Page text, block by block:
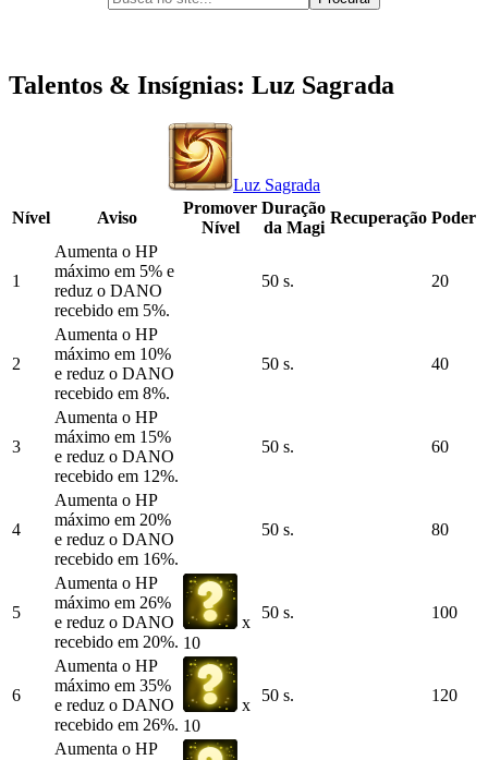
Talentos & Insígnias: Luz Sagrada
Luz Sagrada
Nível
Aviso
Promover
Nível
Duração
da Magi
Recuperação Poder
1
Aumenta o HP
máximo em 5% e
reduz o DANO
recebido em 5%.
50 s. 20
2
Aumenta o HP
máximo em 10%
e reduz o DANO
recebido em 8%.
50 s. 40
3
Aumenta o HP
máximo em 15%
e reduz o DANO
recebido em 12%.
50 s. 60
4
Aumenta o HP
máximo em 20%
e reduz o DANO
recebido em 16%.
50 s. 80
5
Aumenta o HP
máximo em 26%
e reduz o DANO
recebido em 20%.
x
10
50 s. 100
6
Aumenta o HP
máximo em 35%
e reduz o DANO
recebido em 26%.
x
10
50 s. 120
Aumenta o HP